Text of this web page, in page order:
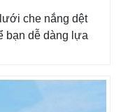
che nắng dệt
bạn dễ dàng lựa